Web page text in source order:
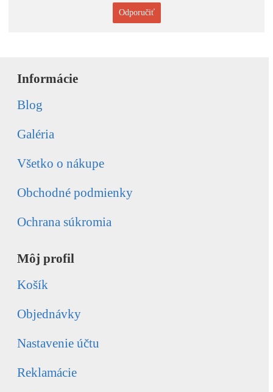
Odporučiť
Informácie
Blog
Galéria
Všetko o nákupe
Obchodné podmienky
Ochrana súkromia
Môj profil
Košík
Objednávky
Nastavenie účtu
Reklamácie